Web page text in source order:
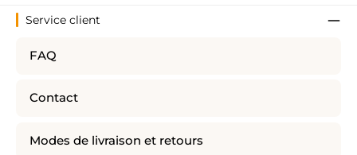
Service client
FAQ
Contact
Modes de livraison et retours